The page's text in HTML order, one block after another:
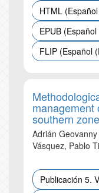
HTML
EPUB
FLIP (Español
management
southern
Adrián
Vásquez, Pablo
Publicación 5.